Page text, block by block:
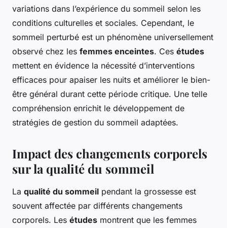
variations dans l’expérience du sommeil selon les
conditions culturelles et sociales. Cependant, le
sommeil perturbé est un phénomène universellement
observé chez les femmes enceintes. Ces études
mettent en évidence la nécessité d’interventions
efficaces pour apaiser les nuits et améliorer le bien-
être général durant cette période critique. Une telle
compréhension enrichit le développement de
stratégies de gestion du sommeil adaptées.
Impact des changements corporels
sur la qualité du sommeil
La qualité du sommeil pendant la grossesse est
souvent affectée par différents changements
corporels. Les études montrent que les femmes